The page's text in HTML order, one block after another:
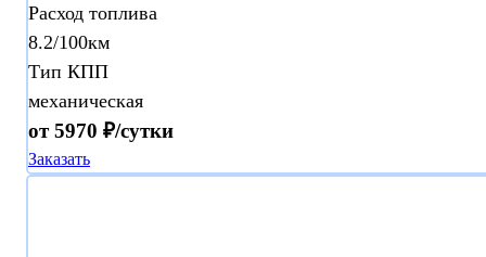
Расход топлива
8.2/100км
Тип КПП
механическая
от 5970 ₽/сутки
Заказать